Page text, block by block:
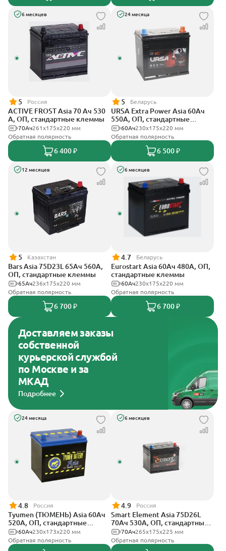
6 месяцев
5 Россия
ACTIVE FROST Asia 70 Ач 530
А, ОП, стандартные клеммы
261x175x220 мм
70Ач
Обратная полярность
6 400 ₽
24 месяца
5 Беларусь
URSA Extra Power Asia 60Ач
550А, ОП, стандартные
клеммы230x175x220 мм
60Ач
Обратная полярность
6 500 ₽
12 месяцев
5 Казахстан
Bars Asia 75D23L 65Ач 560А,
ОП, стандартные клеммы
236х175х220 мм
65Ач
Обратная полярность
6 700 ₽
6 месяцев
4.7 Беларусь
Eurostart Asia 60Ач 480А, ОП,
стандартные клеммы
230x175x220 мм
60Ач
Обратная полярность
6 700 ₽
Доставляем заказы
собственной
курьерской службой
по Москве и за
МКАД
Подробнее
24 месяца
4.8 Россия
Tyumen (ТЮМЕНЬ) Asia 60Ач
520А, ОП, стандартные
клеммы230х173х220 мм
60Ач
Обратная полярность
6 месяцев
4.9 Россия
Smart Element Asia 75D26L
70Ач 530А, ОП, стандартные
клеммы265x175x225 мм
70Ач
Обратная полярность